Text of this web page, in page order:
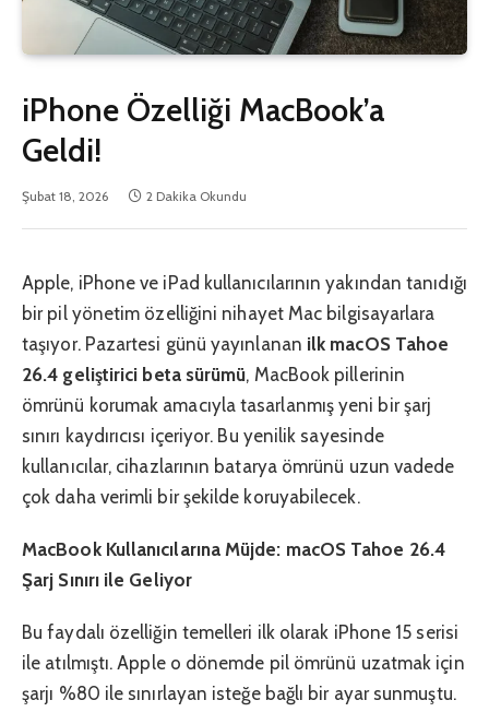
iPhone Özelliği MacBook’a
Geldi!
Şubat 18, 2026 2 Dakika Okundu
Apple, iPhone ve iPad kullanıcılarının yakından tanıdığı
bir pil yönetim özelliğini nihayet Mac bilgisayarlara
taşıyor. Pazartesi günü yayınlanan ilk macOS Tahoe
26.4 geliştirici beta sürümü, MacBook pillerinin
ömrünü korumak amacıyla tasarlanmış yeni bir şarj
sınırı kaydırıcısı içeriyor. Bu yenilik sayesinde
kullanıcılar, cihazlarının batarya ömrünü uzun vadede
çok daha verimli bir şekilde koruyabilecek.
MacBook Kullanıcılarına Müjde: macOS Tahoe 26.4
Şarj Sınırı ile Geliyor
Bu faydalı özelliğin temelleri ilk olarak iPhone 15 serisi
ile atılmıştı. Apple o dönemde pil ömrünü uzatmak için
şarjı %80 ile sınırlayan isteğe bağlı bir ayar sunmuştu.